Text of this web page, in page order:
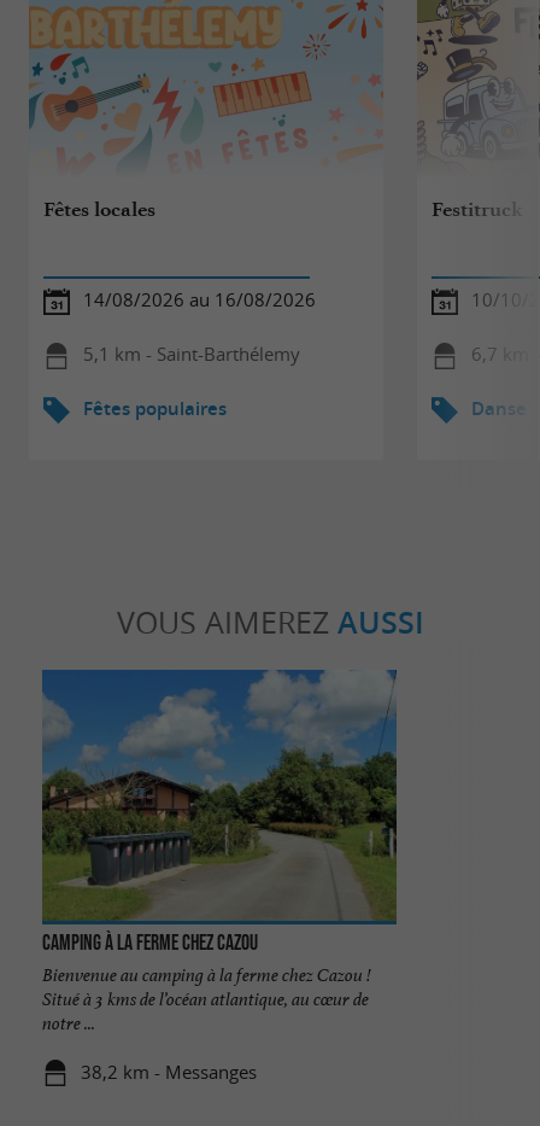
Fêtes locales
14/08/2026 au 16/08/2026
5,1 km - Saint-Barthélemy
Fêtes populaires
Festitruck
10/10/
6,7 km
Danse
VOUS AIMEREZ AUSSI
Camping à la ferme chez Cazou
Bienvenue au camping à la ferme chez Cazou !
Situé à 3 kms de l’océan atlantique, au cœur de
notre ...
38,2 km - Messanges